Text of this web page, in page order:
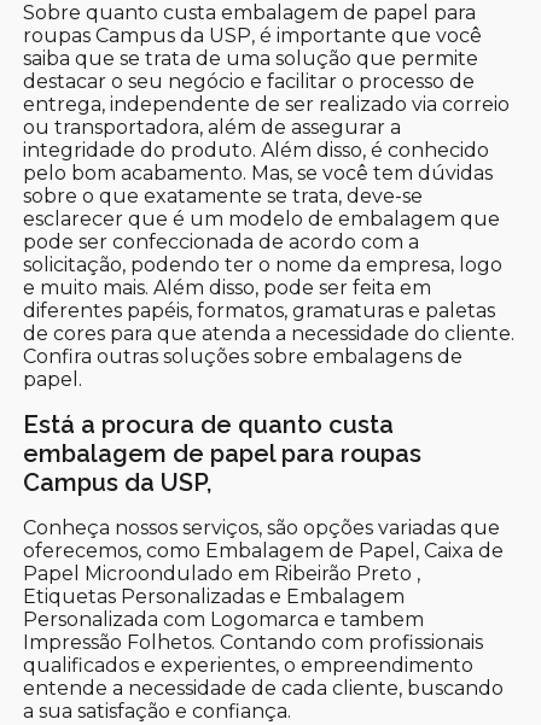
Sobre quanto custa embalagem de papel para
roupas Campus da USP, é importante que você
saiba que se trata de uma solução que permite
destacar o seu negócio e facilitar o processo de
entrega, independente de ser realizado via correio
ou transportadora, além de assegurar a
integridade do produto. Além disso, é conhecido
pelo bom acabamento. Mas, se você tem dúvidas
sobre o que exatamente se trata, deve-se
esclarecer que é um modelo de embalagem que
pode ser confeccionada de acordo com a
solicitação, podendo ter o nome da empresa, logo
e muito mais. Além disso, pode ser feita em
diferentes papéis, formatos, gramaturas e paletas
de cores para que atenda a necessidade do cliente.
Confira outras soluções sobre embalagens de
papel.
Está a procura de quanto custa
embalagem de papel para roupas
Campus da USP,
Conheça nossos serviços, são opções variadas que
oferecemos, como Embalagem de Papel, Caixa de
Papel Microondulado em Ribeirão Preto ,
Etiquetas Personalizadas e Embalagem
Personalizada com Logomarca e tambem
Impressão Folhetos. Contando com profissionais
qualificados e experientes, o empreendimento
entende a necessidade de cada cliente, buscando
a sua satisfação e confiança.